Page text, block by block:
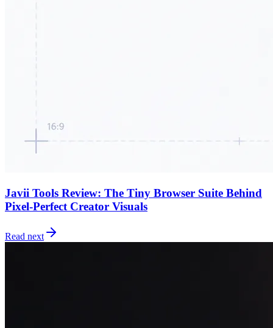
Javii Tools Review: The Tiny Browser Suite Behind
Pixel-Perfect Creator Visuals
Read next